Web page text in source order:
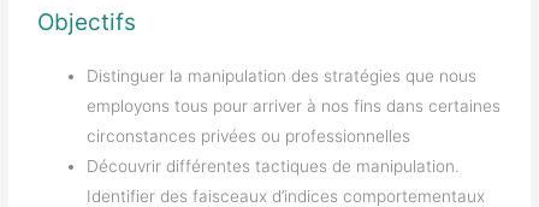
Objectifs
Distinguer la manipulation des stratégies que nous
employons tous pour arriver à nos fins dans certaines
circonstances privées ou professionnelles
Découvrir différentes tactiques de manipulation.
Identifier des faisceaux d’indices comportementaux